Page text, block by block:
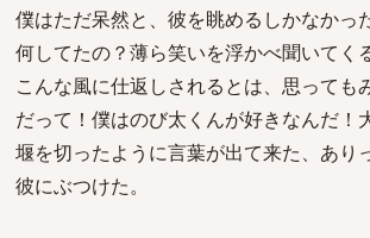
僕はただ呆然と、彼を眺めるしかなかった
何してたの？薄ら笑いを浮かべ聞いてくる
こんな風に仕返しされるとは、思っても
だって！僕はのび太くんが好きなんだ！
堰を切ったように言葉が出て来た、あり
彼にぶつけた。